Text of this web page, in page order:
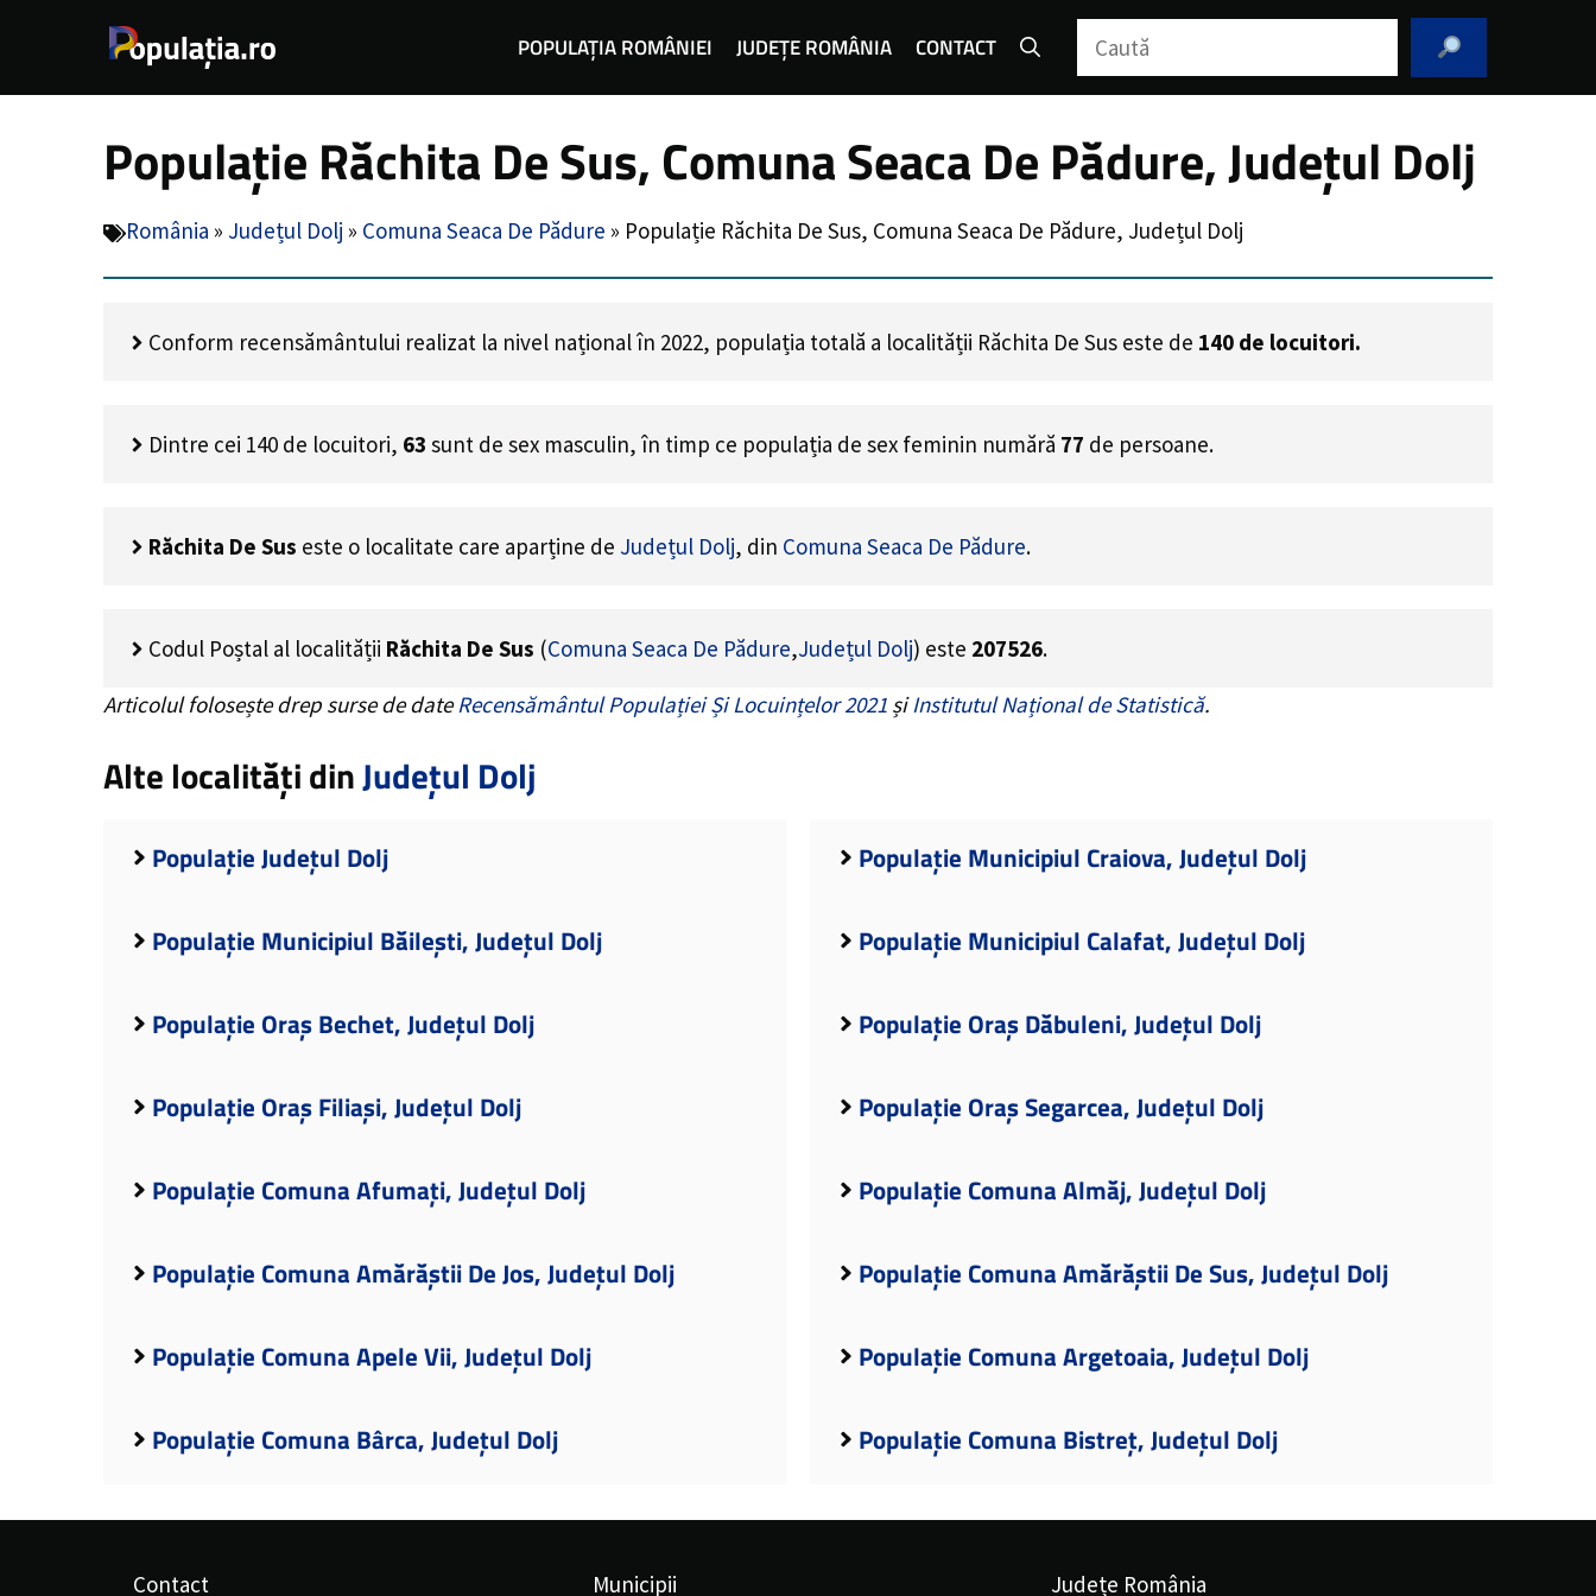
POPULAȚIA ROMÂNIEI JUDEȚE ROMÂNIA CONTACT Caută
Populație Răchita De Sus, Comuna Seaca De Pădure, Județul Dolj
România » Județul Dolj » Comuna Seaca De Pădure » Populație Răchita De Sus, Comuna Seaca De Pădure, Județul Dolj
Conform recensământului realizat la nivel național în 2022, populația totală a localității Răchita De Sus este de 140 de locuitori.
Dintre cei 140 de locuitori, 63 sunt de sex masculin, în timp ce populația de sex feminin numără 77 de persoane.
Răchita De Sus este o localitate care aparține de Județul Dolj, din Comuna Seaca De Pădure.
Codul Poștal al localității Răchita De Sus (Comuna Seaca De Pădure,Județul Dolj) este 207526.
Articolul folosește drep surse de dateRecensământul Populației Și Locuințelor 2021 șiInstitutul Național de Statistică.
Alte localități dinJudețul Dolj
Populație Județul Dolj Populație Municipiul Craiova, Județul Dolj
Populație Municipiul Băilești, Județul Dolj Populație Municipiul Calafat, Județul Dolj
Populație Oraș Bechet, Județul Dolj Populație Oraș Dăbuleni, Județul Dolj
Populație Oraș Filiași, Județul Dolj Populație Oraș Segarcea, Județul Dolj
Populație Comuna Afumați, Județul Dolj Populație Comuna Almăj, Județul Dolj
Populație Comuna Amărăștii De Jos, Județul Dolj Populație Comuna Amărăștii De Sus, Județul Dolj
Populație Comuna Apele Vii, Județul Dolj Populație Comuna Argetoaia, Județul Dolj
Populație Comuna Bârca, Județul Dolj Populație Comuna Bistreț, Județul Dolj
Contact Municipii Județe România